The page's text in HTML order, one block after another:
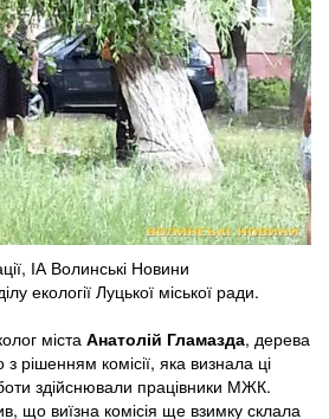
ІА Волинські Новини
екології Луцької міської ради.
міста Анатолій Гламазда, дерева
з рішенням комісії, яка визнала ці
здійснювали працівники МЖК.
що виїзна комісія ще взимку склала